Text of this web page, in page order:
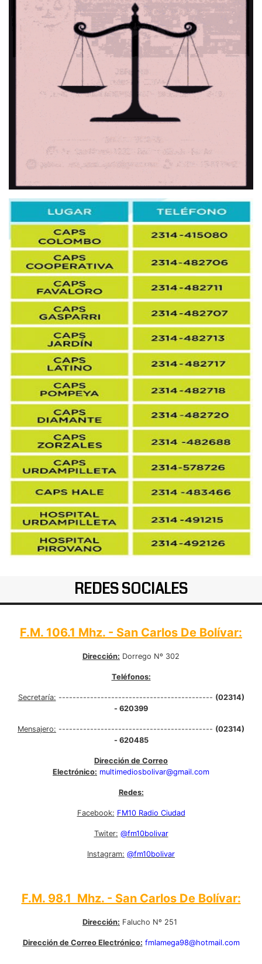
REDES SOCIALES
F.M. 106.1 Mhz. - San Carlos De Bolívar:
Dirección: Dorrego Nº 302
Teléfonos:
Secretaría: -------------------------------------------- (02314)
- 620399
Mensajero: -------------------------------------------- (02314)
- 620485
Dirección de Correo
Electrónico: multimediosbolivar@gmail.com
Redes:
Facebook: FM10 Radio Ciudad
Twiter: @fm10bolivar
Instagram: @fm10bolivar
F.M. 98.1 Mhz. - San Carlos De Bolívar:
Dirección: Falucho Nº 251
Dirección de Correo Electrónico: fmlamega98@hotmail.com